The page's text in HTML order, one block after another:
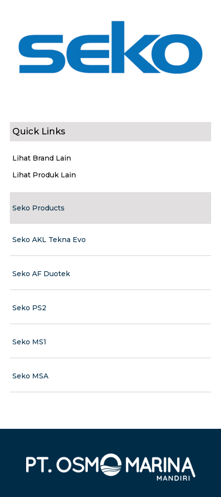
Quick Links
Lihat Brand Lain
Lihat Produk Lain
Seko Products
Seko AKL Tekna Evo
Seko AF Duotek
Seko PS2
Seko MS1
Seko MSA